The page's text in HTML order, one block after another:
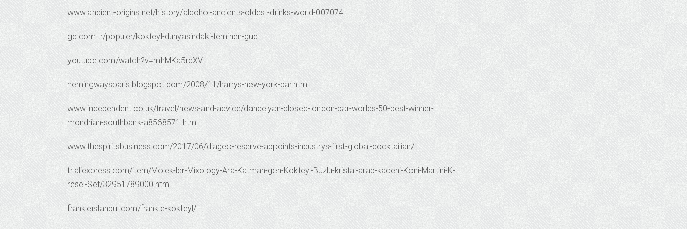
www.ancient-origins.net/history/alcohol-ancients-oldest-drinks-world-007074
gq.com.tr/populer/kokteyl-dunyasindaki-feminen-guc
youtube.com/watch?v=mhMKa5rdXVI
hemingwaysparis.blogspot.com/2008/11/harrys-new-york-bar.html
www.independent.co.uk/travel/news-and-advice/dandelyan-closed-london-bar-worlds-50-best-winner-
mondrian-southbank-a8568571.html
www.thespiritsbusiness.com/2017/06/diageo-reserve-appoints-industrys-first-global-cocktailian/
tr.aliexpress.com/item/Molek-ler-Mixology-Ara-Katman-gen-Kokteyl-Buzlu-kristal-arap-kadehi-Koni-Martini-K-
resel-Set/32951789000.html
frankieistanbul.com/frankie-kokteyl/